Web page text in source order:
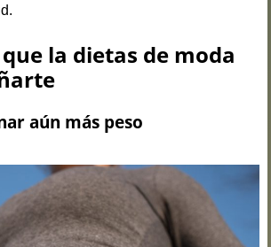
la dietas de moda
aún más peso